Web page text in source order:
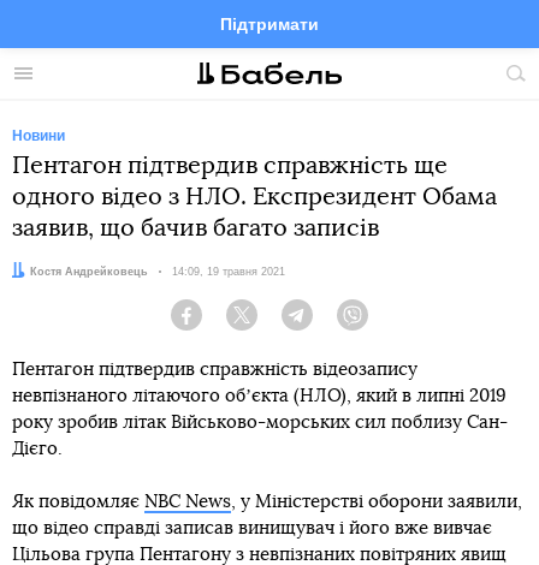
Меню
Підтримати
FacebookTelegramTwitter
Новини
Пентагон підтвердив справжність ще
одного відео з НЛО. Експрезидент Обама
заявив, що бачив багато записів
Автор:Костя Андрейковець Дата:
14:09, 19 травня 2021
Facebook Twitter Telegram
Пентагон підтвердив справжність відеозапису
невпізнаного літаючого обʼєкта (НЛО), який в липні 2019
року зробив літак Військово-морських сил поблизу Сан-
Дієго.
Як повідомляє NBC News, у Міністерстві оборони заявили,
що відео справді записав винищувач і його вже вивчає
Цільова група Пентагону з невпізнаних повітряних явищ